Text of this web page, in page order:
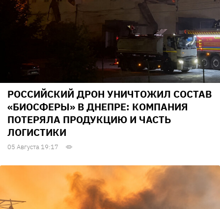
РОССИЙСКИЙ ДРОН УНИЧТОЖИЛ СОСТАВ
«БИОСФЕРЫ» В ДНЕПРЕ: КОМПАНИЯ
ПОТЕРЯЛА ПРОДУКЦИЮ И ЧАСТЬ
ЛОГИСТИКИ
05 Августа 19:17